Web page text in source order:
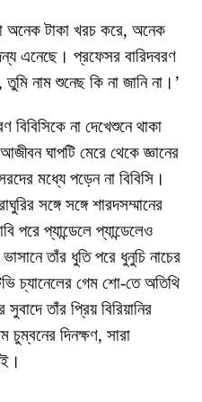
অনেক টাকা খরচ করে, অনেক
এনেছে। প্রফেসর বারিদবরণ
নাম শুনেছ কি না জানি না।’
না দেখেশুনে থাকা
ঘাপটি মেরে থেকে জ্ঞানের
মধ্যে পড়েন না বিবিসি।
সঙ্গে সঙ্গে শারদসম্মানের
পরে প্যান্ডেলে প্যান্ডেলেও
তাঁর ধুতি পরে ধুনুচি নাচের
চ্যানেলের গেম শো-তে অতিথি
তাঁর প্রিয় বিরিয়ানির
দিনক্ষণ, সারা